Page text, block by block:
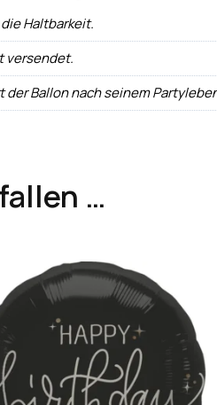
Haltbarkeit.
versendet.
Ballon nach seinem
…